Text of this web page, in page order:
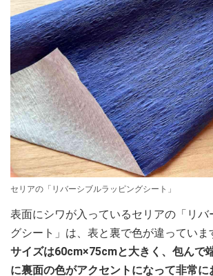
セリアの「リバーシブルラッピングシート」
表面にシワが入っているセリアの「リバ
グシート」は、表と裏で色が違っていま
サイズは60cm×75cmと大きく、包んで
に裏面の色がアクセントになって非常に